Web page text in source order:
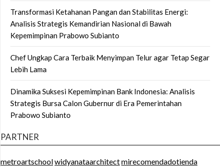
Transformasi Ketahanan Pangan dan Stabilitas Energi:
Analisis Strategis Kemandirian Nasional di Bawah
Kepemimpinan Prabowo Subianto
Chef Ungkap Cara Terbaik Menyimpan Telur agar Tetap Segar
Lebih Lama
Dinamika Suksesi Kepemimpinan Bank Indonesia: Analisis
Strategis Bursa Calon Gubernur di Era Pemerintahan
Prabowo Subianto
PARTNER
metroartschoolwidyanataarchitectmirecomendadotienda